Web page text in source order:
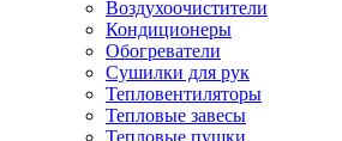
Плееры и
Плееры
Фото и видеокамеры
Фотоаппараты
Воздухоочистители
Кондиционеры
Обогреватели
Сушилки для рук
Тепловентиляторы
Тепловые завесы
Тепловые пушки